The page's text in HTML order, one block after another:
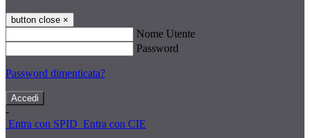
button close ×
Nome Utente
Password
Password dimenticata?
-
Entra con SPID Entra con CIE